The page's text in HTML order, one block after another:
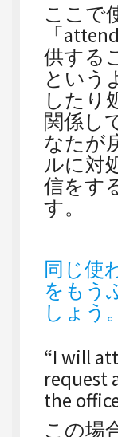
ここで
「
供する
という
したり
関係し
なたが
ルに対
信をす
す。
同じ使
をもう
しょう。
“I will
request
the
この場